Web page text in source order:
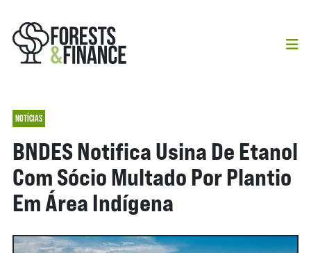
NOTÍCIAS
BNDES Notifica Usina De Etanol
Com Sócio Multado Por Plantio
Em Área Indígena